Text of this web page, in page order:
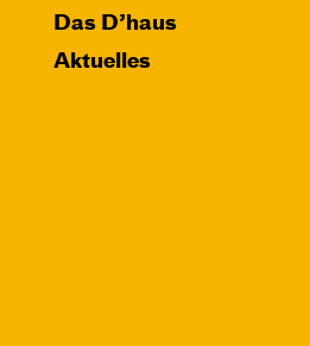
Das D’haus
Aktuelles